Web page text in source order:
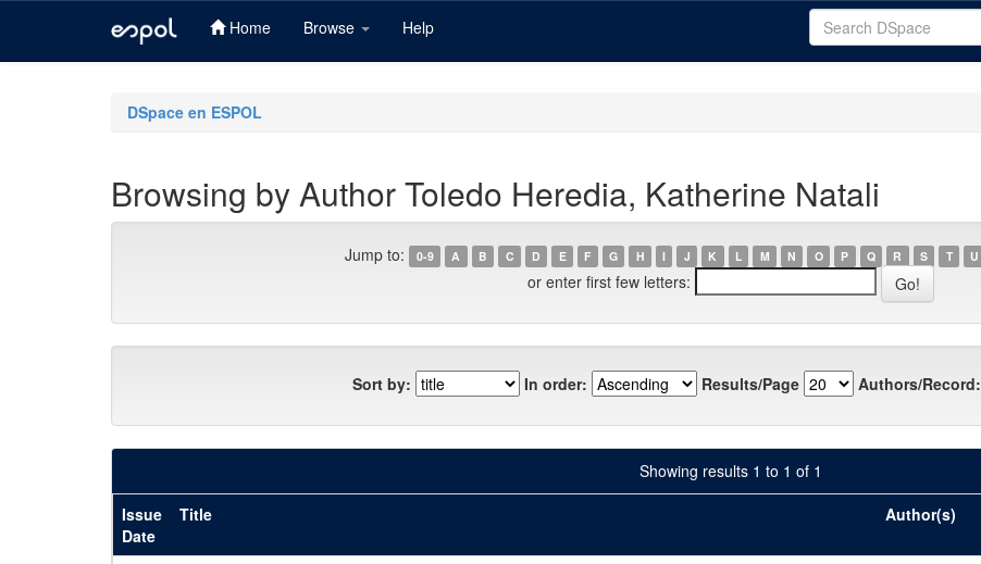
Home Browse Help
DSpace en ESPOL
Browsing by Author Toledo Heredia, Katherine Natali
Jump to: 0-9 A B C D E F G H I J K L M N O P Q R S T U
or enter first few letters:
Sort by: In order: Results/Page Authors/Record:
Showing results 1 to 1 of 1
Issue
Date
Title Author(s)